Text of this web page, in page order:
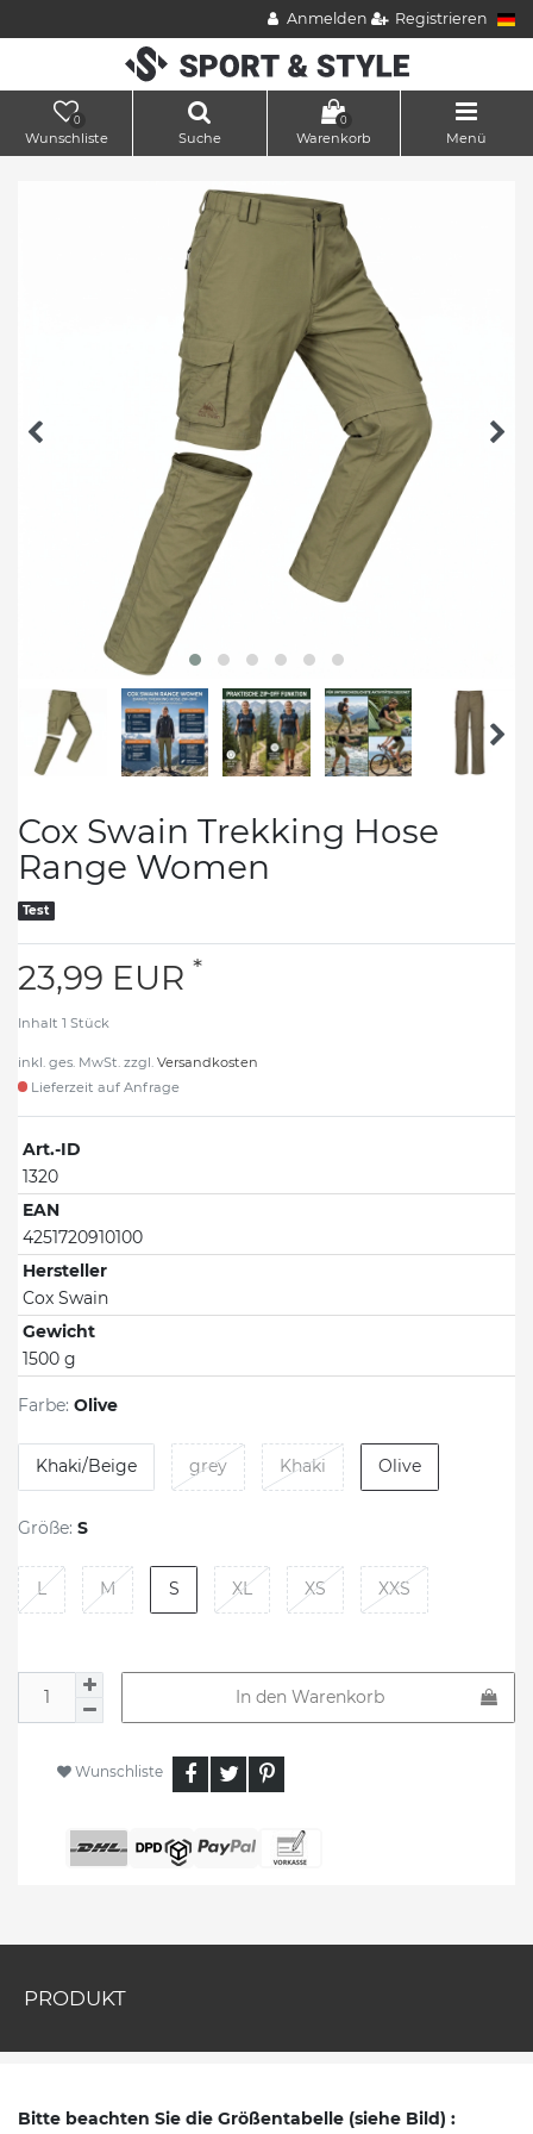
Anmelden Registrieren
0
Wunschliste Suche
0
Warenkorb Menü
Cox Swain Trekking Hose
Range Women
Test
23,99 EUR *
Inhalt 1 Stück
inkl. ges. MwSt. zzgl. Versandkosten
Lieferzeit auf Anfrage
Art.-ID
1320
EAN
4251720910100
Hersteller
Cox Swain
Gewicht
1500 g
Farbe: Olive
Khaki/Beige grey Khaki Olive
Größe: S
L M S XL XS XXS
In den Warenkorb
Wunschliste
PRODUKT
Bitte beachten Sie die Größentabelle (siehe Bild) :